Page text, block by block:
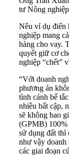
tư Nông
Nêu ví dụ điển
nghiệp mang
hàng cho vay.
quyết giữ cơ
nghiệp “chết”
“Với doanh
phương án
tình cảnh bế
nhiều bất cập,
sẽ không bao
(GPMB) 100%
sử dụng đất thì
như vậy doanh
các giai đoạn